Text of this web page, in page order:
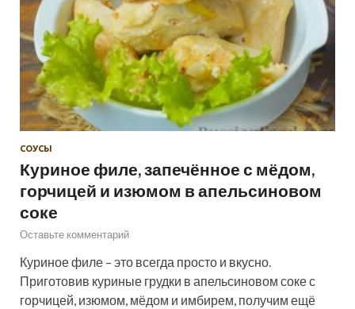
СОУСЫ
Куриное филе, запечённое с мёдом,
горчицей и изюмом в апельсиновом
соке
Оставьте комментарий
Куриное филе – это всегда просто и вкусно.
Приготовив куриные грудки в апельсиновом соке с
горчицей, изюмом, мёдом и имбирем, получим ещё